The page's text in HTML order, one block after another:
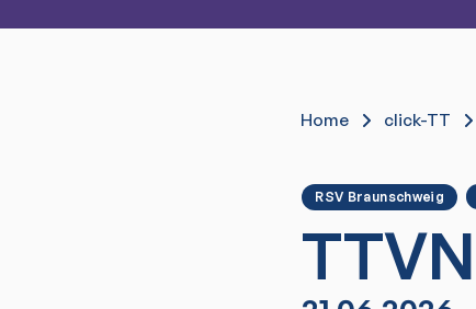
Home click-TT
RSV Braunschweig